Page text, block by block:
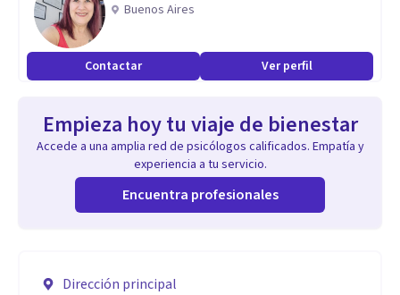
Buenos Aires
Contactar Ver perfil
Empieza hoy tu viaje de bienestar
Accede a una amplia red de psicólogos calificados. Empatía y
experiencia a tu servicio.
Encuentra profesionales
Dirección principal